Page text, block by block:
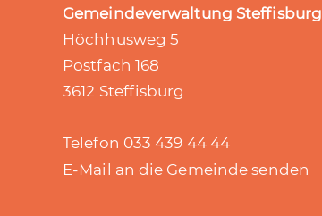
Gemeindeverwaltung Steffisburg
Höchhusweg 5
Postfach 168
3612 Steffisburg
Telefon 033 439 44 44
E-Mail an die Gemeinde senden